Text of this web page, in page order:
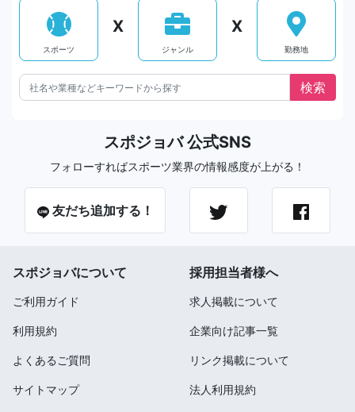
スポーツ
X
ジャンル
X
勤務地
スポジョバ 公式SNS
フォローすればスポーツ業界の情報感度が上がる！
友だち追加する！
スポジョバについて
ご利用ガイド
利用規約
よくあるご質問
サイトマップ
採用担当者様へ
求人掲載について
企業向け記事一覧
リンク掲載について
法人利用規約